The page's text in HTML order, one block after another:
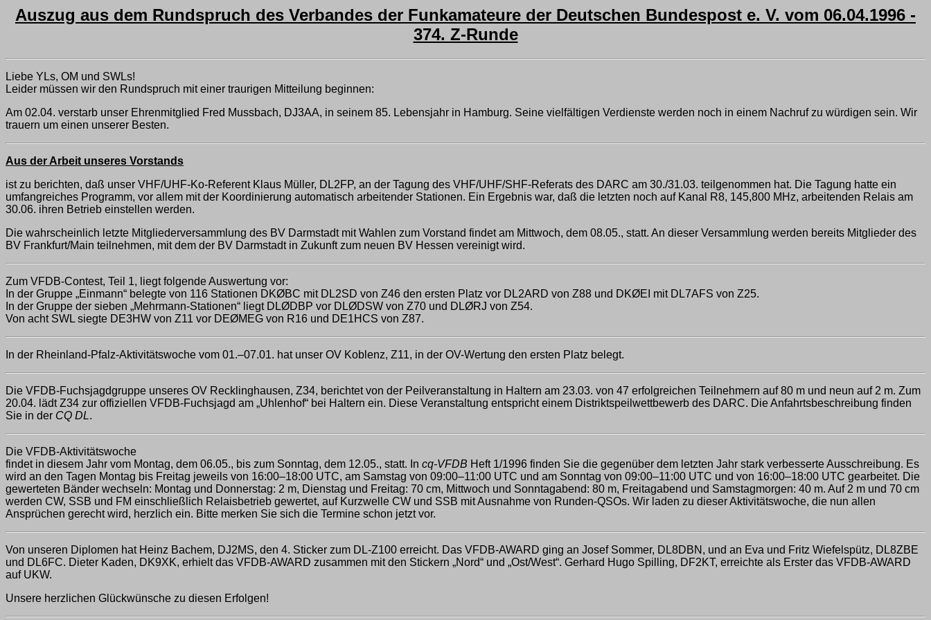
Auszug aus dem Rundspruch des Verbandes der Funkamateure der Deutschen Bundespost e. V. vom 06.04.1996 -
374. Z-Runde
Liebe YLs, OM und SWLs!
Leider müssen wir den Rundspruch mit einer traurigen Mitteilung beginnen:
Am 02.04. verstarb unser Ehrenmitglied Fred Mussbach, DJ3AA, in seinem 85. Lebensjahr in Hamburg. Seine vielfältigen Verdienste werden noch in einem Nachruf zu würdigen sein. Wir
trauern um einen unserer Besten.
Aus der Arbeit unseres Vorstands
ist zu berichten, daß unser VHF/UHF-Ko-Referent Klaus Müller, DL2FP, an der Tagung des VHF/UHF/SHF-Referats des DARC am 30./31.03. teilgenommen hat. Die Tagung hatte ein
umfangreiches Programm, vor allem mit der Koordinierung automatisch arbeitender Stationen. Ein Ergebnis war, daß die letzten noch auf Kanal R8, 145,800 MHz, arbeitenden Relais am
30.06. ihren Betrieb einstellen werden.
Die wahrscheinlich letzte Mitgliederversammlung des BV Darmstadt mit Wahlen zum Vorstand findet am Mittwoch, dem 08.05., statt. An dieser Versammlung werden bereits Mitglieder des
BV Frankfurt/Main teilnehmen, mit dem der BV Darmstadt in Zukunft zum neuen BV Hessen vereinigt wird.
Zum VFDB-Contest, Teil 1, liegt folgende Auswertung vor:
In der Gruppe „Einmann“ belegte von 116 Stationen DKØBC mit DL2SD von Z46 den ersten Platz vor DL2ARD von Z88 und DKØEI mit DL7AFS von Z25.
In der Gruppe der sieben „Mehrmann-Stationen“ liegt DLØDBP vor DLØDSW von Z70 und DLØRJ von Z54.
Von acht SWL siegte DE3HW von Z11 vor DEØMEG von R16 und DE1HCS von Z87.
In der Rheinland-Pfalz-Aktivitätswoche vom 01.–07.01. hat unser OV Koblenz, Z11, in der OV-Wertung den ersten Platz belegt.
Die VFDB-Fuchsjagdgruppe unseres OV Recklinghausen, Z34, berichtet von der Peilveranstaltung in Haltern am 23.03. von 47 erfolgreichen Teilnehmern auf 80 m und neun auf 2 m. Zum
20.04. lädt Z34 zur offiziellen VFDB-Fuchsjagd am „Uhlenhof“ bei Haltern ein. Diese Veranstaltung entspricht einem Distriktspeilwettbewerb des DARC. Die Anfahrtsbeschreibung finden
Sie in der CQ DL.
Die VFDB-Aktivitätswoche
findet in diesem Jahr vom Montag, dem 06.05., bis zum Sonntag, dem 12.05., statt. In cq-VFDB Heft 1/1996 finden Sie die gegenüber dem letzten Jahr stark verbesserte Ausschreibung. Es
wird an den Tagen Montag bis Freitag jeweils von 16:00–18:00 UTC, am Samstag von 09:00–11:00 UTC und am Sonntag von 09:00–11:00 UTC und von 16:00–18:00 UTC gearbeitet. Die
gewerteten Bänder wechseln: Montag und Donnerstag: 2 m, Dienstag und Freitag: 70 cm, Mittwoch und Sonntagabend: 80 m, Freitagabend und Samstagmorgen: 40 m. Auf 2 m und 70 cm
werden CW, SSB und FM einschließlich Relaisbetrieb gewertet, auf Kurzwelle CW und SSB mit Ausnahme von Runden-QSOs. Wir laden zu dieser Aktivitätswoche, die nun allen
Ansprüchen gerecht wird, herzlich ein. Bitte merken Sie sich die Termine schon jetzt vor.
Von unseren Diplomen hat Heinz Bachem, DJ2MS, den 4. Sticker zum DL-Z100 erreicht. Das VFDB-AWARD ging an Josef Sommer, DL8DBN, und an Eva und Fritz Wiefelspütz, DL8ZBE
und DL6FC. Dieter Kaden, DK9XK, erhielt das VFDB-AWARD zusammen mit den Stickern „Nord“ und „Ost/West“. Gerhard Hugo Spilling, DF2KT, erreichte als Erster das VFDB-AWARD
auf UKW.
Unsere herzlichen Glückwünsche zu diesen Erfolgen!